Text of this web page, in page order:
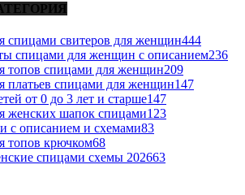
спицами свитеров для женщин444
спицами для женщин с описанием236
топов спицами для женщин209
платьев спицами для женщин147
от 0 до 3 лет и старше147
женских шапок спицами123
с описанием и схемами83
топов крючком68
спицами схемы 202663